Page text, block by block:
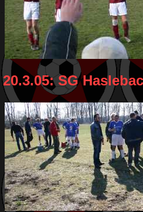
20.3.05: SG